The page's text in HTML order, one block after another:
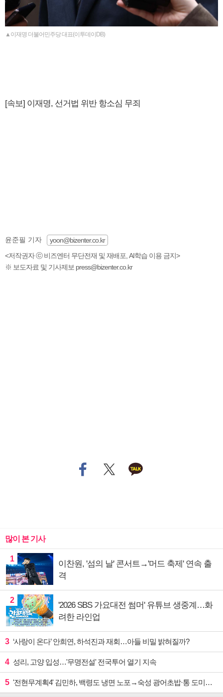
▲이재명 더불어민주당 대표(이투데이DB)
[속보] 이재명, 선거법 위반 항소심 무죄
윤준필 기자
yoon@bizenter.co.kr
<저작권자 ⓒ 비즈엔터 무단전재 및 재배포, AI학습 이용 금지>
※ 보도자료 및 기사제보 press@bizenter.co.kr
많이 본 기사
1
이찬원, '섬의 날' 콘서트→'머드 축제' 연속 출
격
2
'2026 SBS 가요대전 썸머' 유튜브 생중계…화
려한 라인업
3 ‘사랑이 온다’ 안희연, 하석진과 재회…아들 비밀 밝혀질까?
4 성리, 고양 입성…'무명전설' 전국투어 열기 지속
5 '전현무계획4' 김민하, 백령도 냉면 노포→숙성 광어초밥·통 도미찜 맛집 탐방